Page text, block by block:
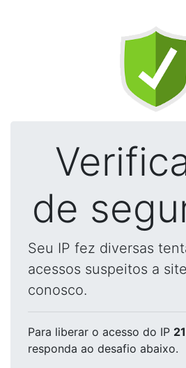
de
Seu IP fez diversas
acessos suspeitos a
conosco.
Para liberar o acesso do IP
responda ao desafio abaixo.